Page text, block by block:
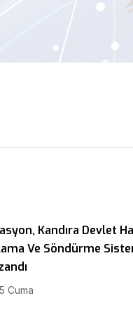
Kandıra Devlet
Ve Söndürme
Cuma